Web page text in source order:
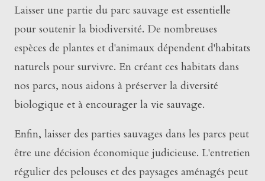
Laisser une partie du parc sauvage est essentielle
pour soutenir la biodiversité. De nombreuses
espèces de plantes et d'animaux dépendent d'habitats
naturels pour survivre. En créant ces habitats dans
nos parcs, nous aidons à préserver la diversité
biologique et à encourager la vie sauvage.
Enfin, laisser des parties sauvages dans les parcs peut
être une décision économique judicieuse. L'entretien
régulier des pelouses et des paysages aménagés peut